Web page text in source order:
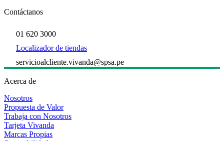
Contáctanos
01 620 3000
Localizador de tiendas
servicioalcliente.vivanda@spsa.pe
Acerca de
Nosotros
Propuesta de Valor
Trabaja con Nosotros
Tarjeta Vivanda
Marcas Propias